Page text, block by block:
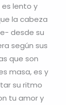
lento y
la cabeza
desde su
según sus
que son
masa, es y
su ritmo
tu amor y